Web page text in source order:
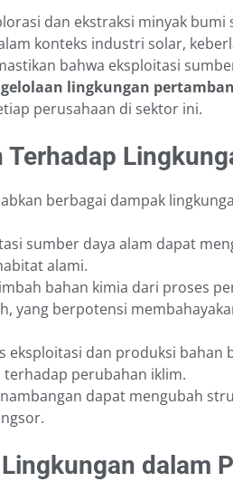
dan ekstraksi minyak bumi
konteks industri solar,
bahwa eksploitasi
lingkungan
perusahaan di sektor ini.
berbagai dampak
sumber daya alam dapat
alami.
bahan kimia dari proses
yang berpotensi
eksploitasi dan produksi bahan
perubahan iklim.
dapat mengubah
dalam